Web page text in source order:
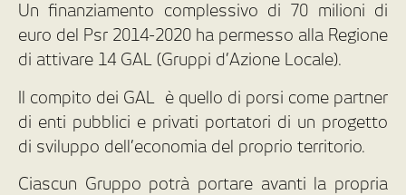
Un finanziamento complessivo di 70 milioni di
euro del Psr 2014-2020 ha permesso alla Regione
di attivare 14 GAL (Gruppi d’Azione Locale).
Il compito dei GAL è quello di porsi come partner
di enti pubblici e privati portatori di un progetto
di sviluppo dell’economia del proprio territorio.
Ciascun Gruppo potrà portare avanti la propria